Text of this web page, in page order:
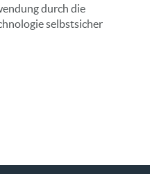
durch die
selbstsicher